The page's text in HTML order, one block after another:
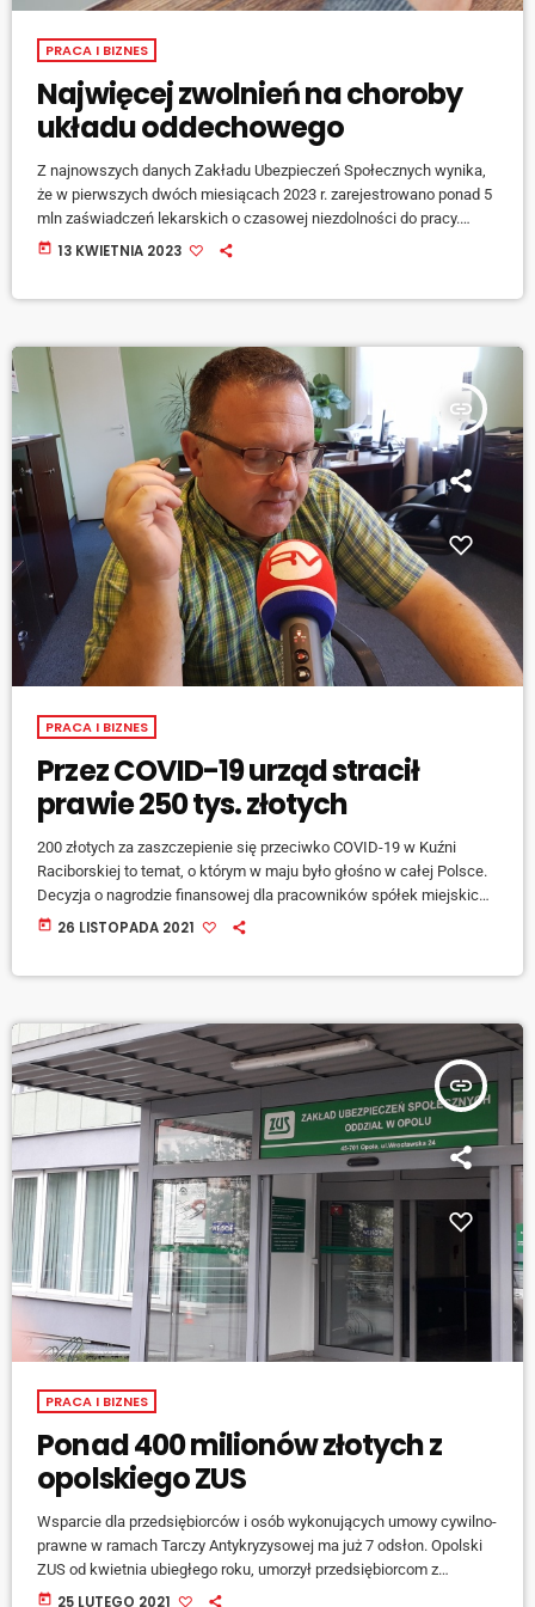
PRACA I BIZNES
Najwięcej zwolnień na choroby
układu oddechowego
Z najnowszych danych Zakładu Ubezpieczeń Społecznych wynika,
że w pierwszych dwóch miesiącach 2023 r. zarejestrowano ponad 5
mln zaświadczeń lekarskich o czasowej niezdolności do pracy.
Najczęstszą przyczyną absencji są choroby układu oddechowego.
today 13 KWIETNIA 2023
insert_link
PRACA I BIZNES
Przez COVID-19 urząd stracił
prawie 250 tys. złotych
200 złotych za zaszczepienie się przeciwko COVID-19 w Kuźni
Raciborskiej to temat, o którym w maju było głośno w całej Polsce.
Decyzja o nagrodzie finansowej dla pracowników spółek miejskich
oraz nauczycieli za przyjęcie szczepionki, wywołała ogólnokrajową
dodaje burmistrz. […]
today 26 LISTOPADA 2021
insert_link
PRACA I BIZNES
Ponad 400 milionów złotych z
opolskiego ZUS
Wsparcie dla przedsiębiorców i osób wykonujących umowy cywilno-
prawne w ramach Tarczy Antykryzysowej ma już 7 odsłon. Opolski
ZUS od kwietnia ubiegłego roku, umorzył przedsiębiorcom z
województwa opolskiego składki na ubezpieczenia społeczne na
today 25 LUTEGO 2021